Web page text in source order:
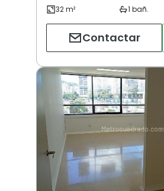
Contactar